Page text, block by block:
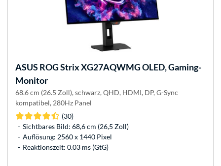
ASUS ROG Strix XG27AQWMG OLED, Gaming-
Monitor
68.6 cm (26.5 Zoll), schwarz, QHD, HDMI, DP, G-Sync
kompatibel, 280Hz Panel
(30)
Sichtbares Bild: 68,6 cm (26,5 Zoll)
Auflösung: 2560 x 1440 Pixel
Reaktionszeit: 0.03 ms (GtG)